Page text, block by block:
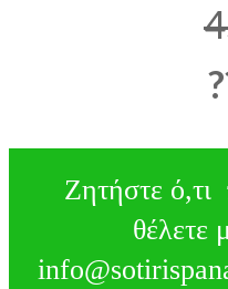
Ζητήστε
θέλετε